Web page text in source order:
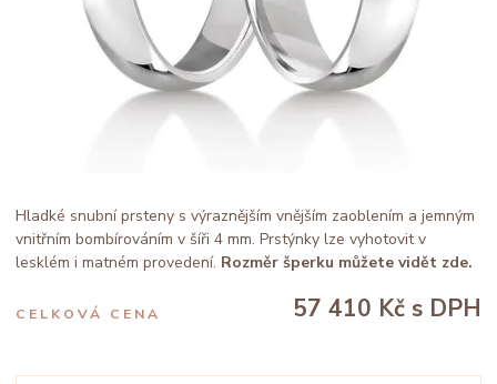
Hladké snubní prsteny s výraznějším vnějším zaoblením a jemným
vnitřním bombírováním v šíři 4 mm. Prstýnky lze vyhotovit v
lesklém i matném provedení. Rozměr šperku můžete vidět zde.
CELKOVÁ CENA 57 410 Kč s DPH